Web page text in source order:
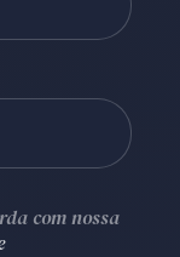
com nossa